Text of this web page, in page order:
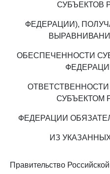
СУБЪЕКТОВ
ФЕДЕРАЦИИ),
ОБЕСПЕЧЕННОСТИ
СУБЪЕКТОМ
ФЕДЕРАЦИИ
ИЗ
Правительство